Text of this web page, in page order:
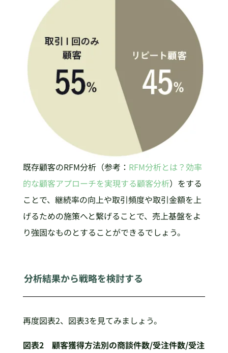
既存顧客のRFM分析（参考： RFM分析とは？効率
的な顧客アプローチを実現する顧客分析）をする
ことで、継続率の向上や取引頻度や取引金額を上
げるための施策へと繋げることで、売上基盤をよ
り強固なものとすることができるでしょう。
分析結果から戦略を検討する
再度図表2、図表3を見てみましょう。
図表2 顧客獲得方法別の商談件数/受注件数/受注